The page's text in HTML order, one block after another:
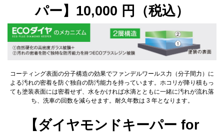
パー】10,000 円（税込）
コーティング表面の分子構造の効果でファンデルワールス力（分子間力）に
よる汚れの密着を防ぐ独自の防汚能力を持っています。ホコリが降り積もっ
ても塗装表面には密着せず、水をかければ水滴とともに一緒に汚れが流れ落
ち、洗車の回数を減らせます。耐久年数は 3 年となります。
【ダイヤモンドキーパー for